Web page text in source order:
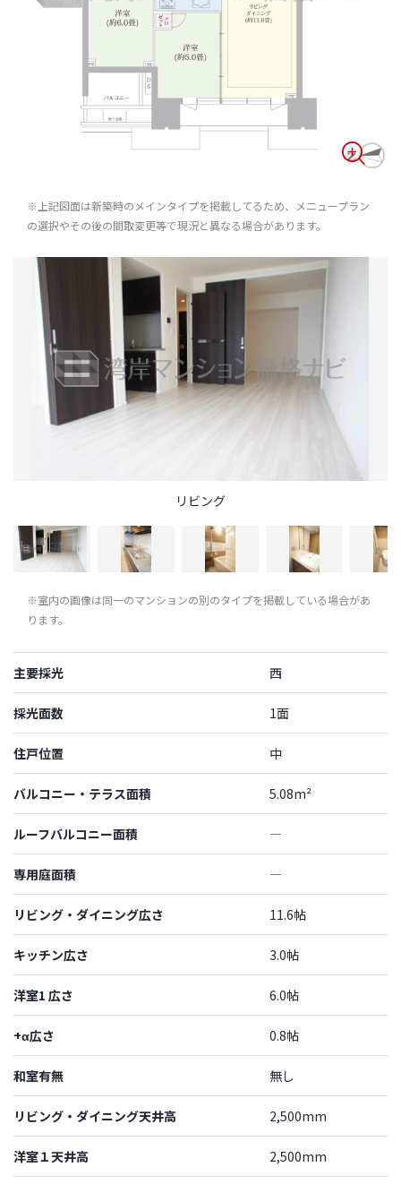
※上記図面は新築時のメインタイプを掲載してるため、メニュープラン
の選択やその後の間取変更等で現況と異なる場合があります。
リビング
※室内の画像は同一のマンションの別のタイプを掲載している場合があ
ります。
主要採光 西
採光面数 1面
住戸位置 中
バルコニー・テラス面積 5.08m²
ルーフバルコニー面積 ―
専用庭面積 ―
リビング・ダイニング広さ 11.6帖
キッチン広さ 3.0帖
洋室1 広さ 6.0帖
+α広さ 0.8帖
和室有無 無し
リビング・ダイニング天井高 2,500mm
洋室１天井高 2,500mm